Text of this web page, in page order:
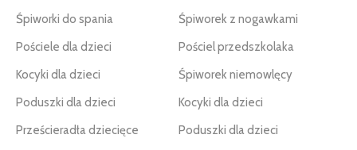
Śpiworki do spania
Pościele dla dzieci
Kocyki dla dzieci
Poduszki dla dzieci
Prześcieradła dziecięce
Śpiworek z nogawkami
Pościel przedszkolaka
Śpiworek niemowlęcy
Kocyki dla dzieci
Poduszki dla dzieci